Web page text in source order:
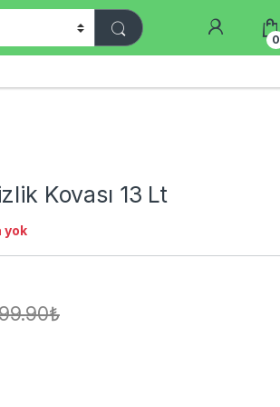
0
Kovası 13 Lt
yok
₺